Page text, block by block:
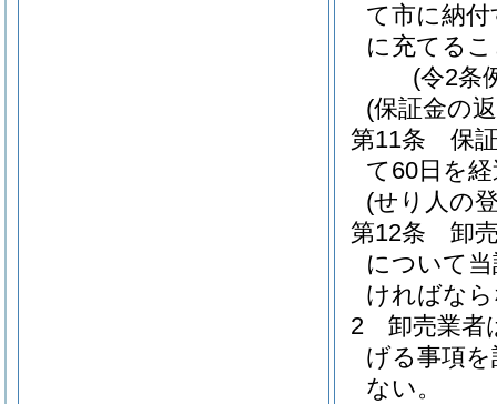
て市に納
に充てる
(令2条
(保証金の
第11条
保
て60日を
(せり人の
第12条
卸
について
ければな
2
卸売業者
げる事項
ない。